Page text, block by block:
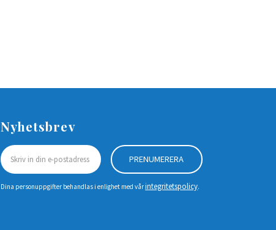
Nyhetsbrev
PRENUMERERA
Dina personuppgifter behandlas i enlighet med vårintegritetspolicy.